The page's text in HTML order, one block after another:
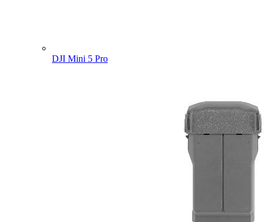
DJI Mini 5 Pro